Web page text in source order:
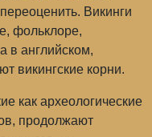
Викинги
фольклоре,
в английском,
викингские корни.
как археологические
продолжают